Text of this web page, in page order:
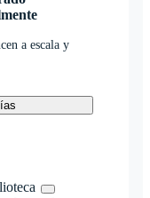
a escala y